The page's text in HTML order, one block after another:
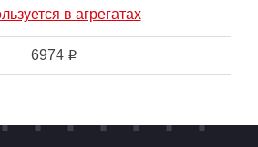
в агрегатах
6974 i